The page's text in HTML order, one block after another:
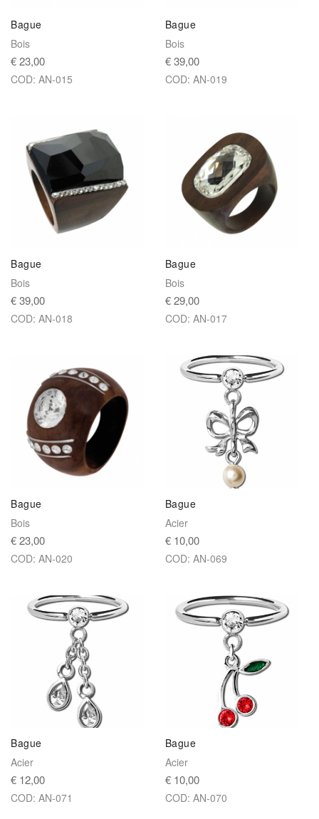
Bague
Bois
€ 23,00
COD: AN-015
Bague
Bois
€ 39,00
COD: AN-019
Bague
Bois
€ 39,00
COD: AN-018
Bague
Bois
€ 29,00
COD: AN-017
Bague
Bois
€ 23,00
COD: AN-020
Bague
Acier
€ 10,00
COD: AN-069
Bague
Acier
€ 12,00
COD: AN-071
Bague
Acier
€ 10,00
COD: AN-070